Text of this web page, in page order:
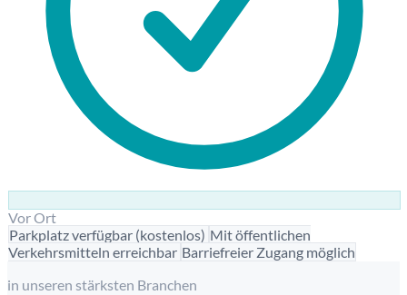
Vor Ort
Parkplatz verfügbar (kostenlos) Mit öffentlichen
Verkehrsmitteln erreichbar Barriefreier Zugang möglich
in unseren stärksten Branchen